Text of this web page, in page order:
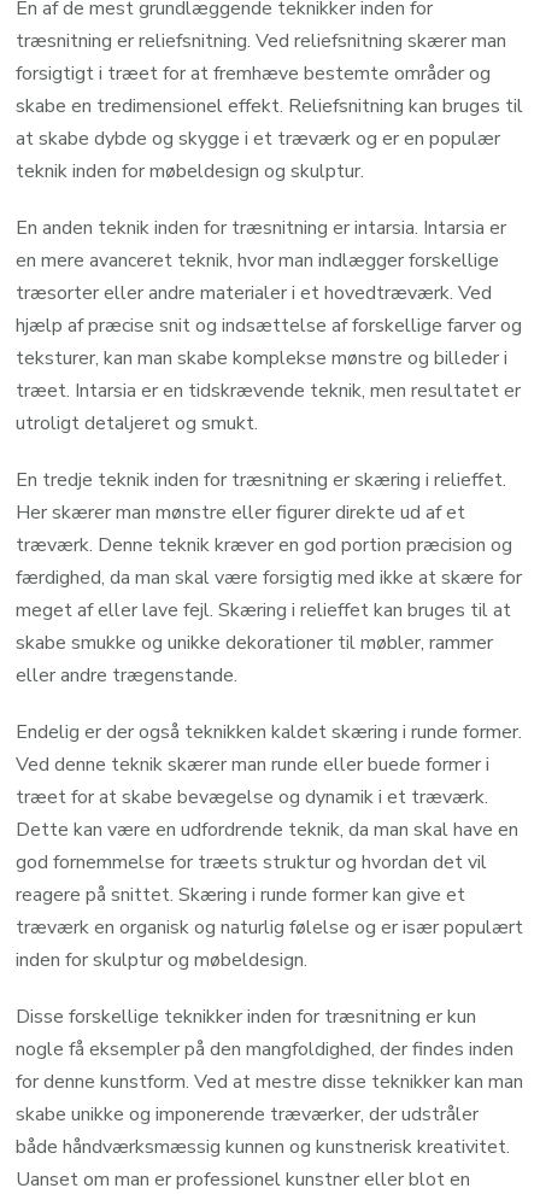
En af de mest grundlæggende teknikker inden for
træsnitning er reliefsnitning. Ved reliefsnitning skærer man
forsigtigt i træet for at fremhæve bestemte områder og
skabe en tredimensionel effekt. Reliefsnitning kan bruges til
at skabe dybde og skygge i et træværk og er en populær
teknik inden for møbeldesign og skulptur.
En anden teknik inden for træsnitning er intarsia. Intarsia er
en mere avanceret teknik, hvor man indlægger forskellige
træsorter eller andre materialer i et hovedtræværk. Ved
hjælp af præcise snit og indsættelse af forskellige farver og
teksturer, kan man skabe komplekse mønstre og billeder i
træet. Intarsia er en tidskrævende teknik, men resultatet er
utroligt detaljeret og smukt.
En tredje teknik inden for træsnitning er skæring i relieffet.
Her skærer man mønstre eller figurer direkte ud af et
træværk. Denne teknik kræver en god portion præcision og
færdighed, da man skal være forsigtig med ikke at skære for
meget af eller lave fejl. Skæring i relieffet kan bruges til at
skabe smukke og unikke dekorationer til møbler, rammer
eller andre trægenstande.
Endelig er der også teknikken kaldet skæring i runde former.
Ved denne teknik skærer man runde eller buede former i
træet for at skabe bevægelse og dynamik i et træværk.
Dette kan være en udfordrende teknik, da man skal have en
god fornemmelse for træets struktur og hvordan det vil
reagere på snittet. Skæring i runde former kan give et
træværk en organisk og naturlig følelse og er især populært
inden for skulptur og møbeldesign.
Disse forskellige teknikker inden for træsnitning er kun
nogle få eksempler på den mangfoldighed, der findes inden
for denne kunstform. Ved at mestre disse teknikker kan man
skabe unikke og imponerende træværker, der udstråler
både håndværksmæssig kunnen og kunstnerisk kreativitet.
Uanset om man er professionel kunstner eller blot en